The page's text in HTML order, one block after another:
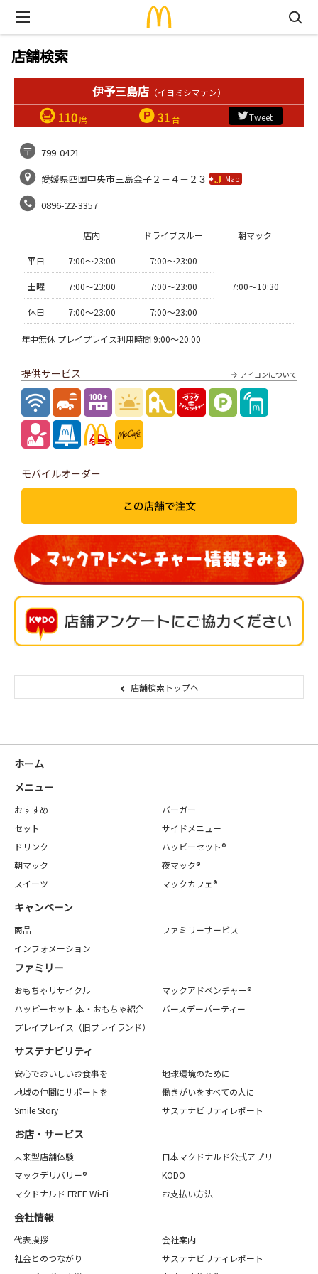
店舗検索
伊予三島店 （イヨミシマテン）
110 席 31台 Tweet
799-0421
愛媛県四国中央市三島金子２－４－２３
Map
0896-22-3357
店内 ドライブスルー 朝マック
平日 7:00〜23:00 7:00〜23:00
7:00〜10:30
土曜 7:00〜23:00 7:00〜23:00
休日 7:00〜23:00 7:00〜23:00
年中無休 プレイプレイス利用時間 9:00～20:00
アイコンについて
提供サービス
モバイルオーダー
店舗検索トップへ
ホーム
メニュー
おすすめ
バーガー
セット
サイドメニュー
ドリンク
ハッピーセット®
朝マック
夜マック®
スイーツ
マックカフェ®
キャンペーン
商品
ファミリーサービス
インフォメーション
ファミリー
おもちゃリサイクル
マックアドベンチャー®
ハッピーセット 本・おもちゃ紹介
バースデーパーティー
プレイプレイス（旧プレイランド）
サステナビリティ
安心でおいしいお食事を
地球環境のために
地域の仲間にサポートを
働きがいをすべての人に
Smile Story
サステナビリティレポート
お店・サービス
未来型店舗体験
日本マクドナルド公式アプリ
マックデリバリー®
KODO
マクドナルド FREE Wi-Fi
お支払い方法
会社情報
代表挨拶
会社案内
社会とのつながり
サステナビリティレポート